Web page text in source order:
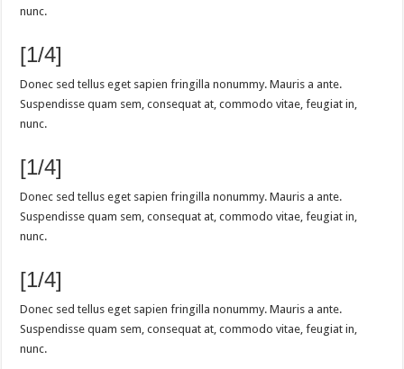
nunc.
[1/4]
Donec sed tellus eget sapien fringilla nonummy. Mauris a ante.
Suspendisse quam sem, consequat at, commodo vitae, feugiat in,
nunc.
[1/4]
Donec sed tellus eget sapien fringilla nonummy. Mauris a ante.
Suspendisse quam sem, consequat at, commodo vitae, feugiat in,
nunc.
[1/4]
Donec sed tellus eget sapien fringilla nonummy. Mauris a ante.
Suspendisse quam sem, consequat at, commodo vitae, feugiat in,
nunc.